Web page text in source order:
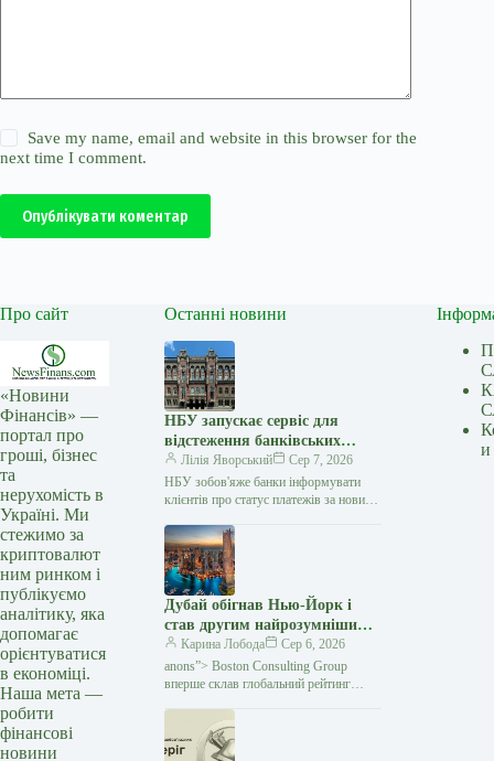
Save my name, email and website in this browser for the
next time I comment.
Опублікувати коментар
Про сайт
«Новини
Фінансів» —
портал про
гроші, бізнес
та
нерухомість в
Україні. Ми
стежимо за
криптовалют
ним ринком і
публікуємо
аналітику, яка
допомагає
орієнтуватися
в економіці.
Наша мета —
робити
фінансові
новини
Останні новини
НБУ запускає сервіс для
відстеження банківських
платежів
Лілія Яворський
Сер 7, 2026
НБУ зобов'яже банки інформувати
клієнтів про статус платежів за новими
Національний банк України визначив
правила функціонування
Дубай обігнав Нью-Йорк і
став другим найрозумнішим
містом світу — Мінфін
Карина Лобода
Сер 6, 2026
anons”> Boston Consulting Group
вперше склав глобальний рейтинг
за тим, як вони
и